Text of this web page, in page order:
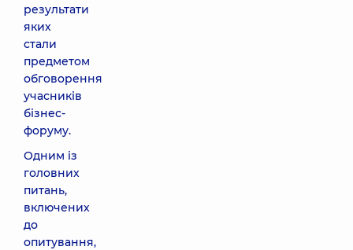
результати
яких
стали
предметом
обговорення
учасників
бізнес-
форуму.
Одним із
головних
питань,
включених
до
опитування,